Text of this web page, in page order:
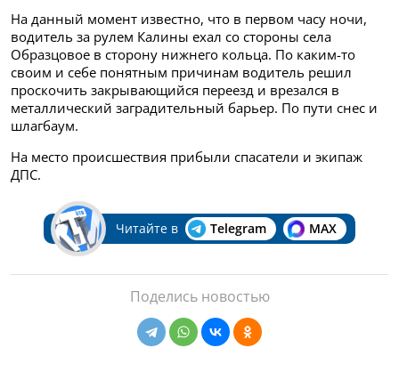
На данный момент известно, что в первом часу ночи,
водитель за рулем Калины ехал со стороны села
Образцовое в сторону нижнего кольца. По каким-то
своим и себе понятным причинам водитель решил
проскочить закрывающийся переезд и врезался в
металлический заградительный барьер. По пути снес и
шлагбаум.
На место происшествия прибыли спасатели и экипаж
ДПС.
Читайте в Telegram MAX
Поделись новостью